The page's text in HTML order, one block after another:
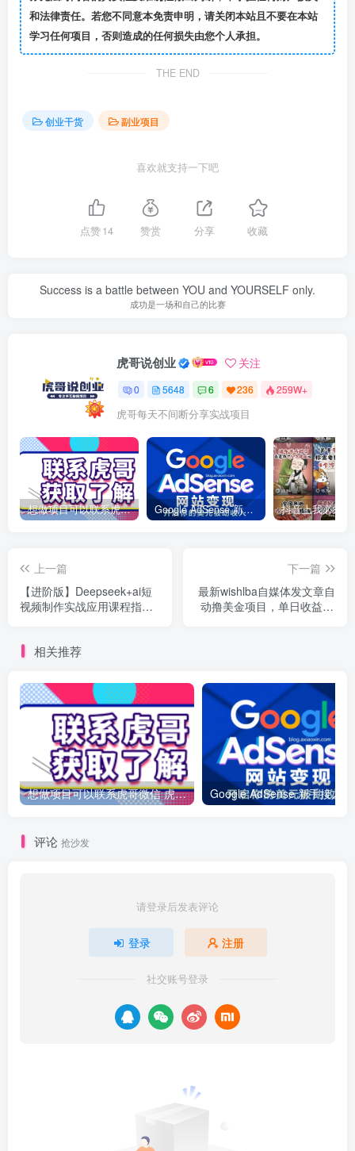
和法律责任。若您不同意本免责申明，请关闭本站且不要在本站
学习任何项目，否则造成的任何损失由您个人承担。
THE END
创业干货 副业项目
喜欢就支持一下吧
点赞14 赞赏 分享 收藏
Success is a battle between YOU and YOURSELF only.
成功是一场和自己的比赛
虎哥说创业 关注
0 5648 6 236 259W+
虎哥每天不间断分享实战项目
想做项目可以联系虎哥微信 虎哥一对一解答并且远程视频教学 Google AdSense 新手接入教程：虎哥手把手教你用网站赚取美元收入
上一篇
【进阶版】Deepseek+ai短
视频制作实战应用课程指南
下一篇
最新wishlba自媒体发文章自
动撸美金项目，单日收益30
相关推荐
想做项目可以联系虎哥微信 虎哥一对一解答并且远程视频教学
评论 抢沙发
请登录后发表评论
登录 注册
社交账号登录